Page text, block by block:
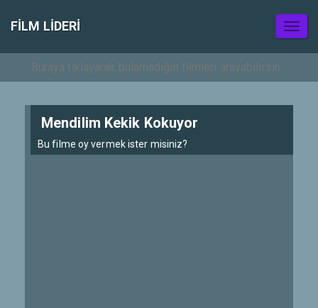
FILM LIDERI
Mendilim Kekik Kokuyor
Bu filme oy vermek ister misiniz?